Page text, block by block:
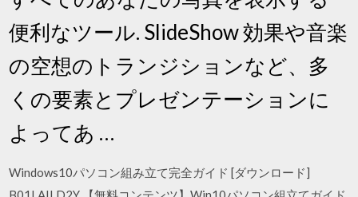
便利なツール. SlideShow 効果や音楽
の空想のトランジションなど、多
くの要素とプレゼンテーションに
よってあ …
Windows10パソコン組み立て完全ガイド [ダウンロード]